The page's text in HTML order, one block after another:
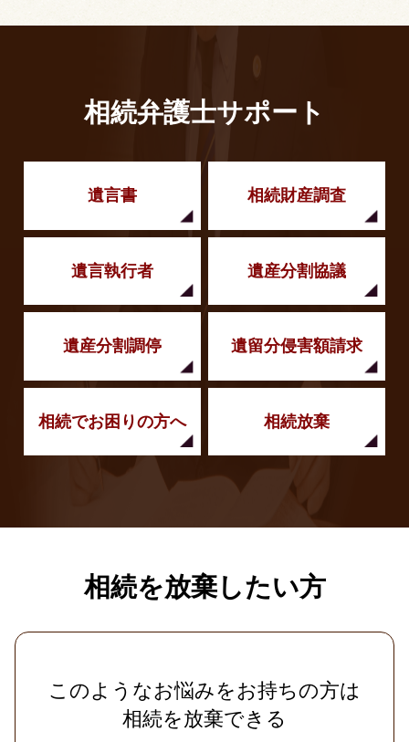
相続弁護士サポート
遺言書 相続財産調査
遺言執行者 遺産分割協議
遺産分割調停 遺留分侵害額請求
相続でお困りの方へ 相続放棄
相続を放棄したい方
このようなお悩みをお持ちの方は
相続を放棄できる